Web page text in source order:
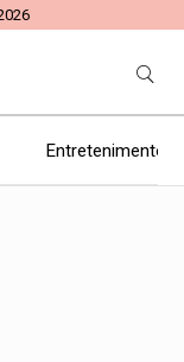
Entretenimento